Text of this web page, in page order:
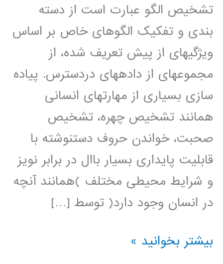
تشخيص الگو عبارت است از دسته
بندی و تفکيک الگوهای خاص بر اساس
ويژگيهای از پيش تعريف شده، از
مجموعهای از دادههای دردسترس. پياده
سازی بسياری از مهارتهای انسانی
همانند تشخيص چهره، تشخيص
صحبت، خواندن حروف دستنوشته با
قابليت پايداری بسيار باال در برابر نويز
و شرايط محيطی مختلف )همانند آنچه
در انسان وجود دارد( توسط […]
شناخت
بیشتر بخوانید »